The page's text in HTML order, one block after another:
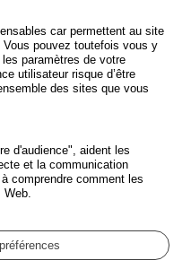
DES ACCIDENTS DE
car permettent au site
pouvez toutefois vous y
paramètres de votre
utilisateur risque d’être
des sites que vous
d'audience", aident les
et la communication
comprendre comment les
Web.